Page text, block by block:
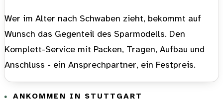
Wer im Alter nach Schwaben zieht, bekommt auf
Wunsch das Gegenteil des Sparmodells. Den
Komplett-Service mit Packen, Tragen, Aufbau und
Anschluss - ein Ansprechpartner, ein Festpreis.
ANKOMMEN IN STUTTGART